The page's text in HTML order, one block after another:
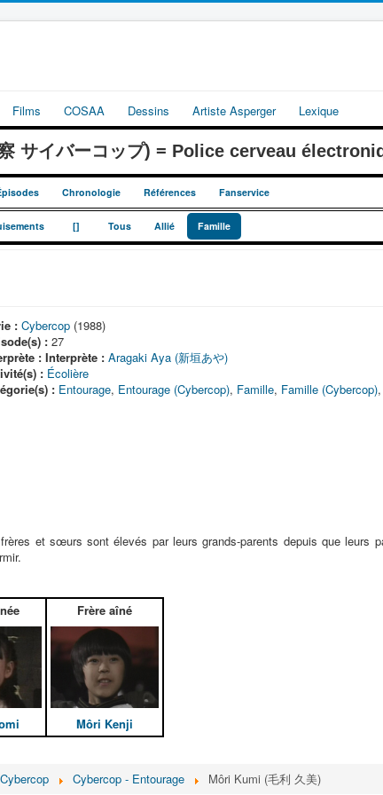
Films COSAA Dessins Artiste Asperger Lexique
サイバーコップ) = Police cerveau
Chronologie Références Fanservice
[] Tous Allié Famille
: Cybercop(1988)
:27
: Interprète : Aragaki Aya (新垣あや)
: Écolière
: Entourage, Entourage (Cybercop), Famille, Famille (Cybercop),
et sœurs sont élevés par leurs grands-parents depuis que leurs
Frère aîné
Môri Kenji
Cybercop Cybercop - Entourage Môri Kumi (毛利 久美)